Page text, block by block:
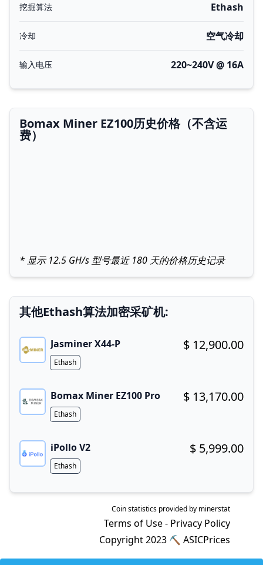
挖掘算法 Ethash
冷却 空气冷却
输入电压 220~240V @ 16A
Bomax Miner EZ100历史价格（不含运
费）
* 显示 12.5 GH/s 型号最近 180 天的价格历史记录
其他Ethash算法加密采矿机:
Jasminer X44-P
Buy now!
$ 12,900.00
Algorithm
Ethash
Bomax Miner EZ100 Pro
Buy now!
$ 13,170.00
Algorithm
Ethash
iPollo V2
Buy now!
$ 5,999.00
Algorithm
Ethash
Coin statistics provided by minerstat
Terms of Use- Privacy Policy
Copyright 2023 ⛏ ASICPrices